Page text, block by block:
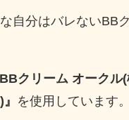
自分はバレないBB
BBクリーム オークル
を使用しています。